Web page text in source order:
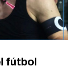
fútbol